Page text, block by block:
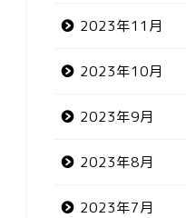
2023年11月
2023年10月
2023年9月
2023年8月
2023年7月